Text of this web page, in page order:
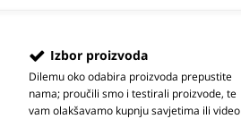
Izbor proizvoda
Dilemu oko odabira proizvoda prepustite
nama; proučili smo i testirali proizvode, te
vam olakšavamo kupnju savjetima ili video